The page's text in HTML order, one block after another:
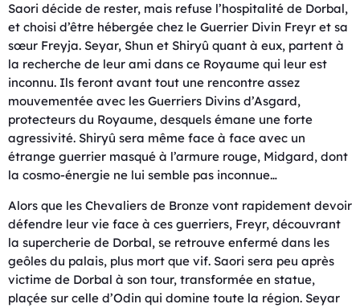
Saori décide de rester, mais refuse l’hospitalité de Dorbal,
et choisi d’être hébergée chez le Guerrier Divin Freyr et sa
sœur Freyja. Seyar, Shun et Shiryû quant à eux, partent à
la recherche de leur ami dans ce Royaume qui leur est
inconnu. Ils feront avant tout une rencontre assez
mouvementée avec les Guerriers Divins d’Asgard,
protecteurs du Royaume, desquels émane une forte
agressivité. Shiryû sera même face à face avec un
étrange guerrier masqué à l’armure rouge, Midgard, dont
la cosmo-énergie ne lui semble pas inconnue…
Alors que les Chevaliers de Bronze vont rapidement devoir
défendre leur vie face à ces guerriers, Freyr, découvrant
la supercherie de Dorbal, se retrouve enfermé dans les
geôles du palais, plus mort que vif. Saori sera peu après
victime de Dorbal à son tour, transformée en statue,
plaçée sur celle d’Odin qui domine toute la région. Seyar